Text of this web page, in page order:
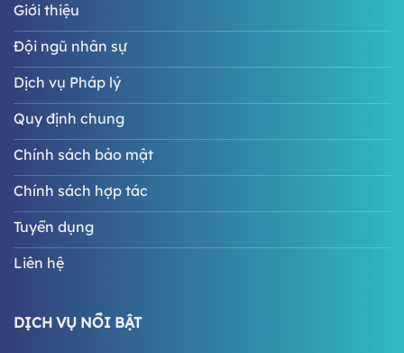
Giới thiệu
Đội ngũ nhân sự
Dịch vụ Pháp lý
Quy định chung
Chính sách bảo mật
Chính sách hợp tác
Tuyển dụng
Liên hệ
DỊCH VỤ NỔI BẬT